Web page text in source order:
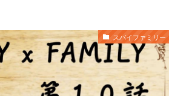
スパイファミリー